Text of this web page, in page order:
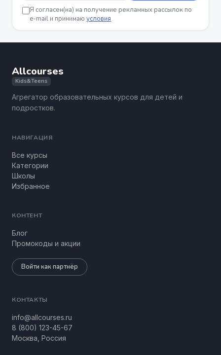
Я согласен(на) на получение рекламных рассылок по
e-mail и принимаю условия
Allcourses
Kids&Teens
Агрегатор образовательных курсов для детей и
подростков.
НАВИГАЦИЯ
Все курсы
Категории
Школы
Избранное
КОНТЕНТ
Блог
Промокоды и акции
Войти как партнёр
КОНТАКТЫ
info@allcourses.ru
8 (800) 123-45-67
Москва, Россия